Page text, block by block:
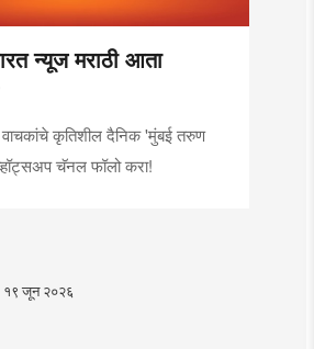
न्यूज मराठी आता
कृतिशील दैनिक 'मुंबई तरुण
चॅनल फॉलो करा!
१९ जून २०२६